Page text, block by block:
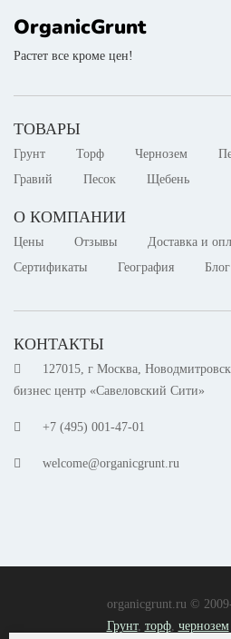
OrganicGrunt
Растет все кроме цен!
ТОВАРЫ
Грунт Торф Чернозем
Гравий
Песок Щебень
О КОМПАНИИ
Цены Отзывы Доставка и
Сертификаты
География Блог
КОНТАКТЫ
127015, г Москва,
бизнес центр «Савеловский Сити»
+7 (495) 001-47-01
welcome@organicgrunt.ru
organicgrunt.ru ©
Грунт, торф, чернозем